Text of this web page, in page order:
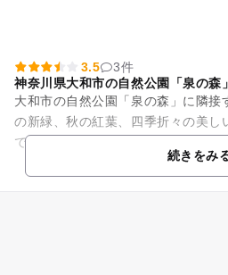
3.5
3件
神奈川県大和市の自然公園「泉の
大和市の自然公園「泉の森」に隣接
の新緑、秋の紅葉、四季折々の美し
で、釣りを楽しめます。 鯉・ニジマス・金魚と魚種が豊富なた
続きをみ